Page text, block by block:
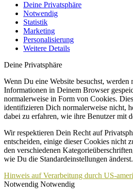
Deine Privatsphäre
Notwendig
Statistik
Marketing
Personalisierung
Weitere Details
Deine Privatsphäre
Wenn Du eine Website besuchst, werden
Informationen in Deinem Browser
normalerweise in Form von Cookies.
identifizieren Dich normalerweise nicht,
dabei zu erfahren, wie ihre Benutzer mit
Wir respektieren Dein Recht auf
entscheiden, einige dieser Cookies nicht
den verschiedenen
wie Du die Standardeinstellungen änderst.
Hinweis auf Verarbeitung durch US-
Notwendig Notwendig